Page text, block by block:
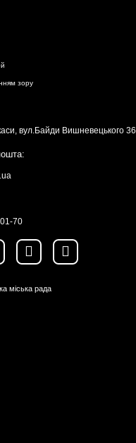
зору
вул.Байди Вишневецького 36
70
міська рада